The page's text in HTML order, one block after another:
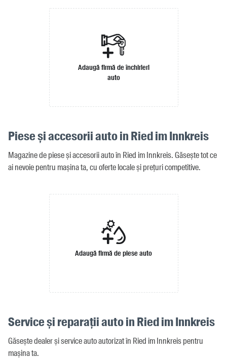
Adaugă firmă de închirieri
auto
Piese și accesorii auto in Ried im Innkreis
Magazine de piese și accesorii auto în Ried im Innkreis. Găsește tot ce
ai nevoie pentru mașina ta, cu oferte locale și prețuri competitive.
Adaugă firmă de piese auto
Service și reparații auto in Ried im Innkreis
Găsește dealer și service auto autorizat în Ried im Innkreis pentru
mașina ta.